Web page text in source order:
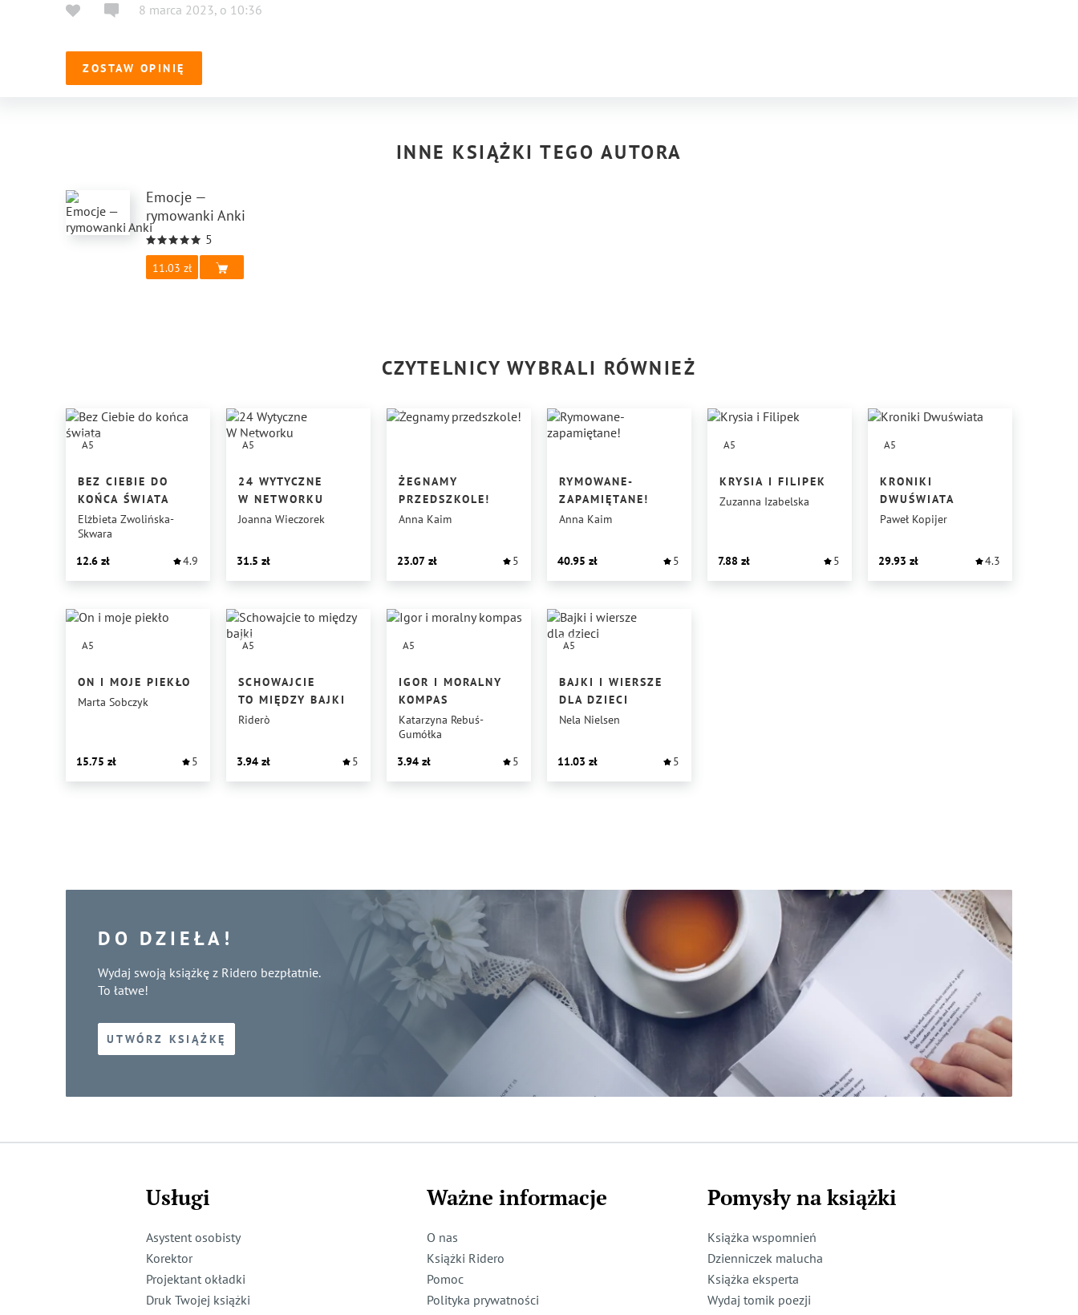
8 marca 2023, o 10:36
ZOSTAW OPINIĘ
INNE KSIĄŻKI TEGO AUTORA
Emocje —
rymowanki Anki
5
11.03
CZYTELNICY WYBRALI RÓWNIEŻ
A5
BEZ CIEBIE DO
KOŃCA ŚWIATA
Elżbieta Zwolińska-
Skwara
12.6
4.9
A5
24 WYTYCZNE
W NETWORKU
Joanna Wieczorek
31.5
ŻEGNAMY
PRZEDSZKOLE!
Anna Kaim
23.07 5
RYMOWANE-
ZAPAMIĘTANE!
Anna Kaim
40.95 5
A5
KRYSIA I FILIPEK
Zuzanna Izabelska
7.88 5
A5
KRONIKI
DWUŚWIATA
Paweł Kopijer
29.93 4.3
A5
ON I MOJE PIEKŁO
Marta Sobczyk
15.75 5
A5
SCHOWAJCIE
TO MIĘDZY BAJKI
Riderò
3.94 5
A5
IGOR I MORALNY
KOMPAS
Katarzyna Rebuś-
Gumółka
3.94
5
A5
BAJKI I WIERSZE
DLA DZIECI
Nela Nielsen
11.03 5
DO DZIEŁA!
Wydaj swoją książkę z Ridero bezpłatnie.
To łatwe!
UTWÓRZ KSIĄŻKĘ
Usługi
Asystent osobisty
Korektor
Projektant okładki
Druk Twojej książki
Ważne informacje
O nas
Książki Ridero
Pomoc
Polityka prywatności
Pomysły na książki
Książka wspomnień
Dzienniczek malucha
Książka eksperta
Wydaj tomik poezji